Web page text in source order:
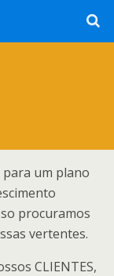
um plano
procuramos
vertentes.
CLIENTES,